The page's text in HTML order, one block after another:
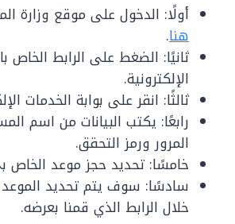
أولًا: الدخول على موقع وزارة
هنا.
ثانيًا: الضغط على الرابط الخاص
الإلكترونية.
ثالثًا: انقر على بوابة الخدمات
رابعًا: يكتب البيانات من اسم
المرور ورمز التحقق.
خامسًا: تحديد حجز موعد الخاص
سادسًا: سوف يتم تحديد
خلال الرابط الذي قمنا بعرضه.